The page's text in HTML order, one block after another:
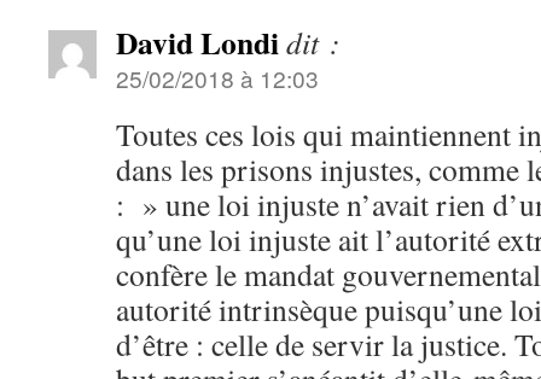
David Londidit :
25/02/2018 à 12:03
Toutes ces lois qui maintiennent
dans les prisons injustes, comme
: » une loi injuste n’avait rien
qu’une loi injuste ait l’autorité
confère le mandat
autorité intrinsèque puisqu’une
d’être : celle de servir la justice.